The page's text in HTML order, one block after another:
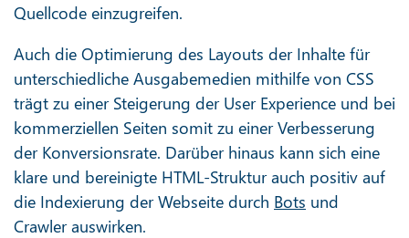
Quellcode einzugreifen.
Auch die Optimierung des Layouts der Inhalte für
unterschiedliche Ausgabemedien mithilfe von CSS
trägt zu einer Steigerung der User Experience und bei
kommerziellen Seiten somit zu einer Verbesserung
der Konversionsrate. Darüber hinaus kann sich eine
klare und bereinigte HTML-Struktur auch positiv auf
die Indexierung der Webseite durch Bots und
Crawler auswirken.